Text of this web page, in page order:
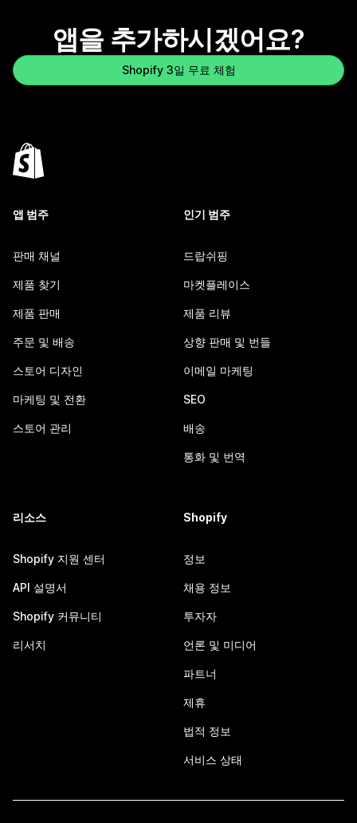
앱을 추가하시겠어요?
Shopify 3일 무료 체험
앱 범주
판매 채널
제품 찾기
제품 판매
주문 및 배송
스토어 디자인
마케팅 및 전환
스토어 관리
인기 범주
드랍쉬핑
마켓플레이스
제품 리뷰
상향 판매 및 번들
이메일 마케팅
SEO
배송
통화 및 번역
리소스
Shopify 지원 센터
API 설명서
Shopify 커뮤니티
리서치
Shopify
정보
채용 정보
투자자
언론 및 미디어
파트너
제휴
법적 정보
서비스 상태